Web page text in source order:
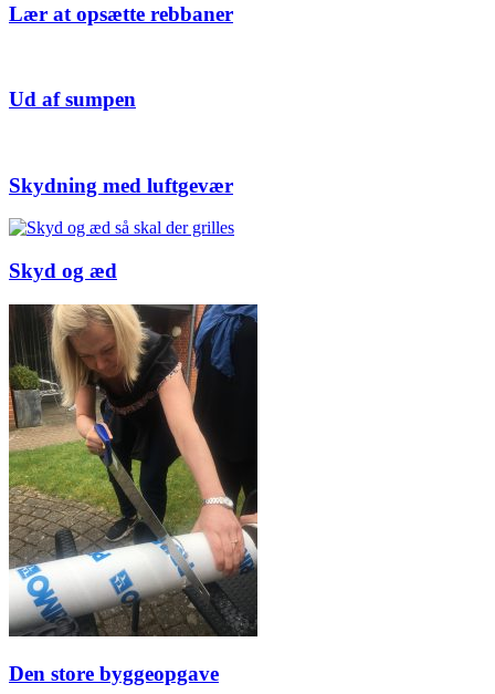
Lær at opsætte rebbaner
Ud af sumpen
Skydning med luftgevær
Skyd og æd
Den store byggeopgave